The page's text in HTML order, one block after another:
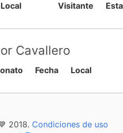
Local Visitante
Cavallero
Fecha Local
2018. Condiciones de uso